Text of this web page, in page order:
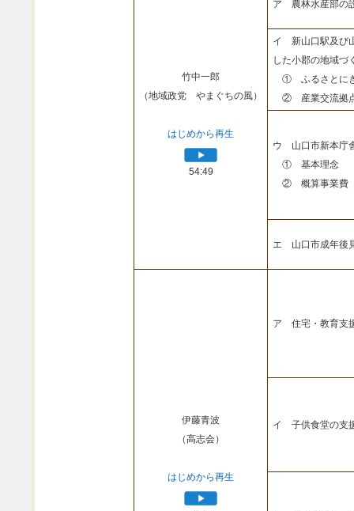
竹中一郎
（地域政党 やまぐちの風）
はじめから再生
54:49
ア 農林水産部の
イ 新山口駅及び
した小郡の地域づ
① ふるさとにぎ
② 産業交流拠点
ウ 山口市新本庁
① 基本理念
② 概算事業費
エ 山口市成年後
伊藤青波
（高志会）
はじめから再生
ア 住宅・教育支
イ 子供食堂の支